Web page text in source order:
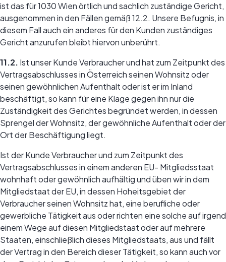
ist das für 1030 Wien örtlich und sachlich zuständige Gericht,
ausgenommen in den Fällen gemäß 12.2. Unsere Befugnis, in
diesem Fall auch ein anderes für den Kunden zuständiges
Gericht anzurufen bleibt hiervon unberührt.
11.2. Ist unser Kunde Verbraucher und hat zum Zeitpunkt des
Vertragsabschlusses in Österreich seinen Wohnsitz oder
seinen gewöhnlichen Aufenthalt oder ist er im Inland
beschäftigt, so kann für eine Klage gegen ihn nur die
Zuständigkeit des Gerichtes begründet werden, in dessen
Sprengel der Wohnsitz, der gewöhnliche Aufenthalt oder der
Ort der Beschäftigung liegt.
Ist der Kunde Verbraucher und zum Zeitpunkt des
Vertragsabschlusses in einem anderen EU- Mitgliedsstaat
wohnhaft oder gewöhnlich aufhältig und üben wir in dem
Mitgliedstaat der EU, in dessen Hoheitsgebiet der
Verbraucher seinen Wohnsitz hat, eine berufliche oder
gewerbliche Tätigkeit aus oder richten eine solche auf irgend
einem Wege auf diesen Mitgliedstaat oder auf mehrere
Staaten, einschließlich dieses Mitgliedstaats, aus und fällt
der Vertrag in den Bereich dieser Tätigkeit, so kann auch vor